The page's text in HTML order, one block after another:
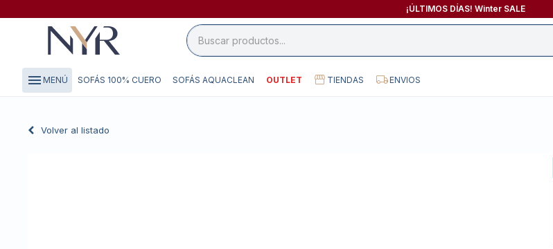
¡ÚLTIMOS DÍAS! Winter SALE
menu MENÚ SOFÁS 100% CUERO SOFÁS AQUACLEAN OUTLET TIENDAS ENVIOS
Volver al listado
close